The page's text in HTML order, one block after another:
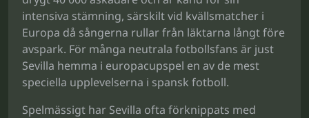
intensiva stämning, särskilt vid kvällsmatcher i
Europa då sångerna rullar från läktarna långt före
avspark. För många neutrala fotbollsfans är just
Sevilla hemma i europacupspel en av de mest
speciella upplevelserna i spansk fotboll.
Spelmässigt har Sevilla ofta förknippats med